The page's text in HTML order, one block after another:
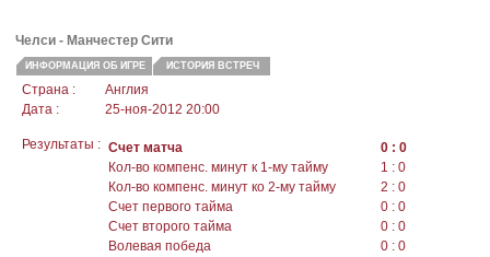
Челси - Манчестер Сити
ИНФОРМАЦИЯ ОБ ИГРЕ ИСТОРИЯ ВСТРЕЧ
Страна :
Англия
Дата :
25-ноя-2012 20:00
Результаты : Счет матча
0 : 0
Кол-во компенс. минут к 1-му тайму
1 : 0
Кол-во компенс. минут ко 2-му тайму
2 : 0
Счет первого тайма
0 : 0
Счет второго тайма
0 : 0
Волевая победа
0 : 0